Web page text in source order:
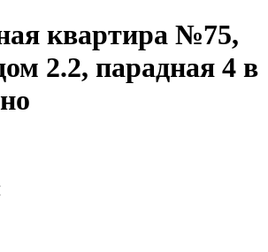
квартира №75,
2.2, парадная 4 в